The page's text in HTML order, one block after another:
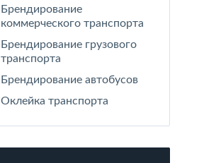
Брендирование
коммерческого транспорта
Брендирование грузового
транспорта
Брендирование автобусов
Оклейка транспорта